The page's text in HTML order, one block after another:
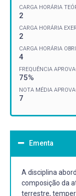
CARGA HORÁRIA
2
CARGA HORÁRIA
2
CARGA HORÁRIA
4
FREQUÊNCIA
75%
NOTA MÉDIA
7
Ementa
A disciplina
composição da
terrestre,